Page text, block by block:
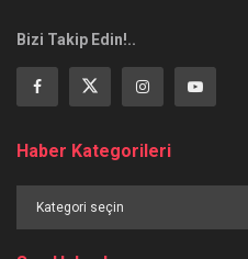
Bizi Takip Edin!..
Haber Kategorileri
Kategorileri